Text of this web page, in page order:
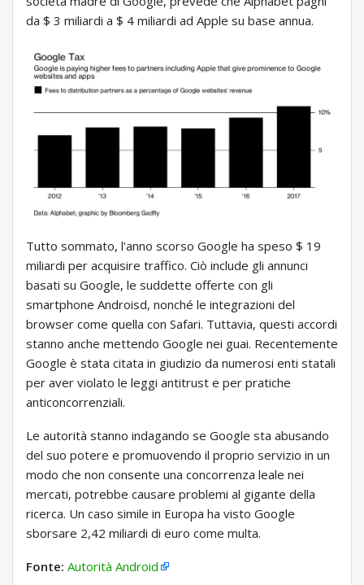
da $ 3 miliardi a $ 4 miliardi ad Apple su base annua.
Tutto sommato, l'anno scorso Google ha speso $ 19
miliardi per acquisire traffico. Ciò include gli annunci
basati su Google, le suddette offerte con gli
smartphone Androisd, nonché le integrazioni del
browser come quella con Safari. Tuttavia, questi accordi
stanno anche mettendo Google nei guai. Recentemente
Google è stata citata in giudizio da numerosi enti statali
per aver violato le leggi antitrust e per pratiche
anticoncorrenziali.
Le autorità stanno indagando se Google sta abusando
del suo potere e promuovendo il proprio servizio in un
modo che non consente una concorrenza leale nei
mercati, potrebbe causare problemi al gigante della
ricerca. Un caso simile in Europa ha visto Google
sborsare 2,42 miliardi di euro come multa.
Fonte: Autorità Android